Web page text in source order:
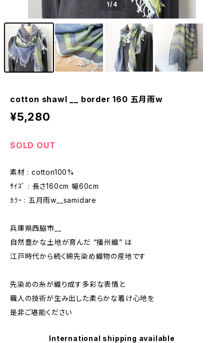
1/4
cotton shawl __ border 160 五月雨w
¥5,280
SOLD OUT
素材 : cotton100%
ｻｲｽﾞ : 長さ160cm 幅60cm
ｶﾗｰ : 五月雨w__samidare
兵庫県西脇市__
自然豊かな土地が育んだ “播州織” は
江戸時代から続く綿先染め織物の産地です
先染めの糸が織り成す多彩な表情と
職人の技術が生み出した柔らかな着け心地を
是非ご堪能ください
International shipping available